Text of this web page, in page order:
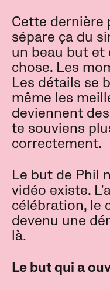
Cette dernière
sépare ça du
un beau but et
chose. Les
Les détails se
même les
deviennent
te souviens
correctement.
Le but de Phil
vidéo existe.
célébration, le
devenu une
là.
Le but qui a